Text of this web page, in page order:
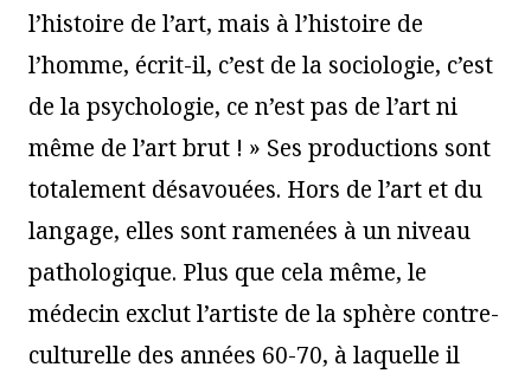
l’histoire de l’art, mais à l’histoire de
l’homme, écrit-il, c’est de la sociologie, c’est
de la psychologie, ce n’est pas de l’art ni
même de l’art brut ! » Ses productions sont
totalement désavouées. Hors de l’art et du
langage, elles sont ramenées à un niveau
pathologique. Plus que cela même, le
médecin exclut l’artiste de la sphère contre-
culturelle des années 60-70, à laquelle il